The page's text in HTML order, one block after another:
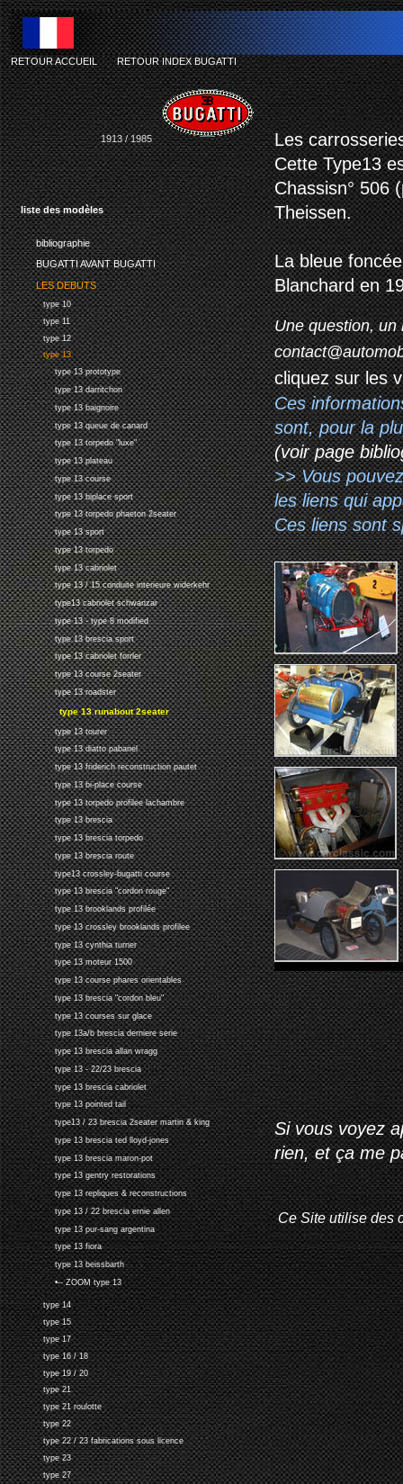
liste des modèles
bibliographie
BUGATTI AVANT BUGATTI
LES DEBUTS
type 10
type 11
type 12
type 13
type 13 prototype
type 13 darritchon
type 13 baignoire
type 13 queue de canard
type 13 torpedo "luxe"
type 13 plateau
type 13 course
type 13 biplace sport
type 13 torpedo phaeton 2seater
type 13 sport
type 13 torpedo
type 13 cabriolet
type 13 / 15 conduite interieure widerkehr
type13 cabriolet schwanzar
type 13 - type 8 modified
type 13 brescia sport
type 13 cabriolet forrler
type 13 course 2seater
type 13 roadster
type 13 runabout 2seater
type 13 tourer
type 13 diatto pabanel
type 13 friderich reconstruction pautet
type 13 bi-place course
type 13 torpedo profilee lachambre
type 13 brescia
type 13 brescia torpedo
type 13 brescia route
type13 crossley-bugatti course
type 13 brescia "cordon rouge"
type 13 brooklands profilée
type 13 crossley brooklands profilee
type 13 cynthia turner
type 13 moteur 1500
type 13 course phares orientables
type 13 brescia "cordon bleu"
type 13 courses sur glace
type 13a/b brescia derniere serie
type 13 brescia allan wragg
type 13 - 22/23 brescia
type 13 brescia cabriolet
type 13 pointed tail
type13 / 23 brescia 2seater martin & king
type 13 brescia ted lloyd-jones
type 13 brescia maron-pot
type 13 gentry restorations
type 13 repliques & reconstructions
type 13 / 22 brescia ernie allen
type 13 pur-sang argentina
type 13 fiora
type 13 beissbarth
•-- ZOOM type 13
type 14
type 15
type 17
type 16 / 18
type 19 / 20
type 21
type 21 roulotte
type 22
type 22 / 23 fabrications sous licence
type 23
type 27
RETOUR ACCUEIL-RETOUR INDEX BUGATTI
1913 / 1985
Les
Cette Type13
Chassisn° 506
Theissen.
La bleue
Blanchard en
Une question, un
cliquez sur les
Ces
sont, pour la
(voir page
>> Vous
les liens qui
Ces liens sont
Si vous voyez
rien, et ça me
Ce Site utilise des